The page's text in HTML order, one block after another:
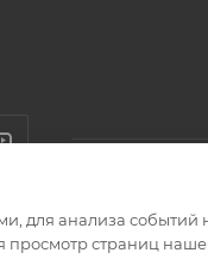
для анализа событий
просмотр страниц